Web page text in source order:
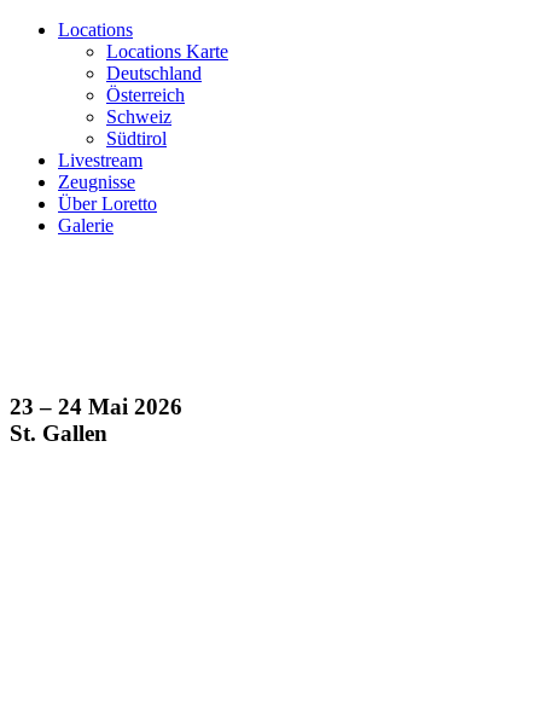
Locations
Locations Karte
Deutschland
Österreich
Schweiz
Südtirol
Livestream
Zeugnisse
Über Loretto
Galerie
23 – 24 Mai 2026
St. Gallen